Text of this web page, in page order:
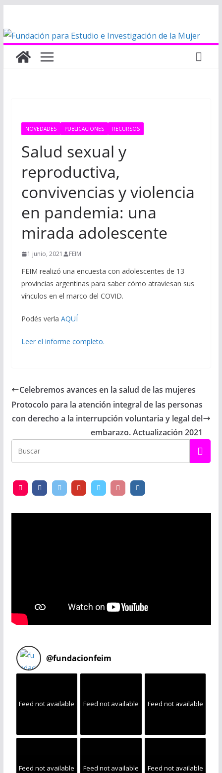
contenido
NOVEDADES PUBLICACIONES RECURSOS
Salud sexual y
reproductiva,
convivencias y violencia
en pandemia: una
mirada adolescente
1 junio, 2021 FEIM
FEIM realizó una encuesta con adolescentes de 13
provincias argentinas para saber cómo atraviesan sus
vínculos en el marco del COVID.
Podés verla AQUÍ
Leer el informe completo.
Celebremos avances en la salud de las mujeres
Protocolo para la atención integral de las personas
con derecho a la interrupción voluntaria y legal del
embarazo. Actualización 2021
@fundacionfeim
Feed not available Feed not available Feed not available
Feed not available Feed not available Feed not available